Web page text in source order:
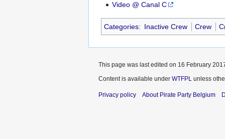
Video @ Canal C
Categories: Inactive Crew Crew
This page was last edited on 16 February
Content is available under WTFPL unless
Privacy policy About Pirate Party Belgium